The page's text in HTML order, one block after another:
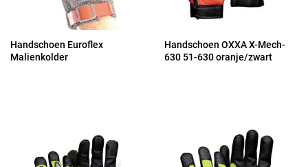
Handschoen Euroflex
Malienkolder
Handschoen OXXA X-Mech-
630 51-630 oranje/zwart